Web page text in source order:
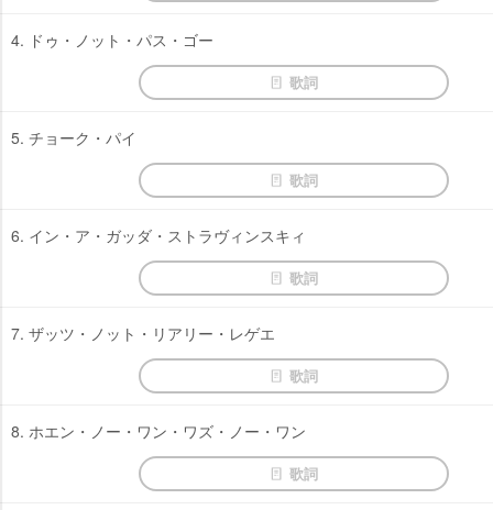
4. ドゥ・ノット・パス・ゴー
歌詞
5. チョーク・パイ
歌詞
6. イン・ア・ガッダ・ストラヴィンスキィ
歌詞
7. ザッツ・ノット・リアリー・レゲエ
歌詞
8. ホエン・ノー・ワン・ワズ・ノー・ワン
歌詞